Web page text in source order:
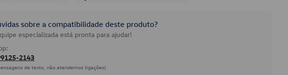
sobre a compatibilidade deste produto?
especializada está pronta para ajudar!
2143
de texto, não atendemos ligações)